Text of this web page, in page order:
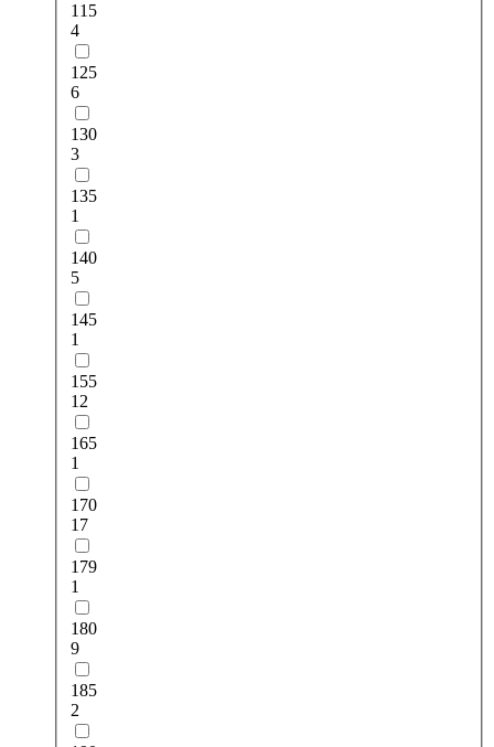
115
4
125
6
130
3
135
1
140
5
145
1
155
12
165
1
170
17
179
1
180
9
185
2